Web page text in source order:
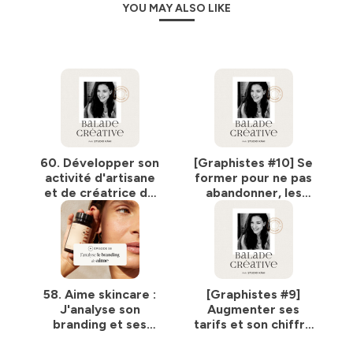
YOU MAY ALSO LIKE
60. Développer son
activité d'artisane
et de créatrice de
marque (avec
Gwenaële de
Opale)
[Graphistes #10] Se
former pour ne pas
abandonner, les
résultats de Clara
grâce à The Design
Flow
58. Aime skincare :
J'analyse son
branding et ses
[Graphistes #9]
Augmenter ses
tarifs et son chiffre